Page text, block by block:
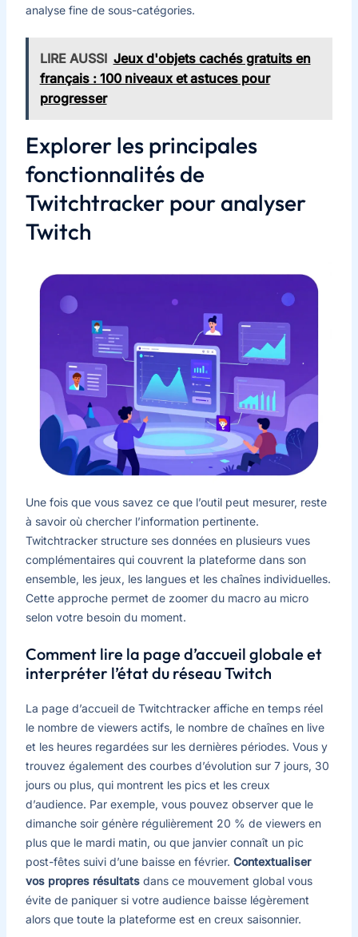
analyse fine de sous-catégories.
LIRE AUSSI Jeux d'objets cachés gratuits en
français : 100 niveaux et astuces pour
progresser
Explorer les principales
fonctionnalités de
Twitchtracker pour analyser
Twitch
Une fois que vous savez ce que l’outil peut mesurer, reste
à savoir où chercher l’information pertinente.
Twitchtracker structure ses données en plusieurs vues
complémentaires qui couvrent la plateforme dans son
ensemble, les jeux, les langues et les chaînes individuelles.
Cette approche permet de zoomer du macro au micro
selon votre besoin du moment.
Comment lire la page d’accueil globale et
interpréter l’état du réseau Twitch
La page d’accueil de Twitchtracker affiche en temps réel
le nombre de viewers actifs, le nombre de chaînes en live
et les heures regardées sur les dernières périodes. Vous y
trouvez également des courbes d’évolution sur 7 jours, 30
jours ou plus, qui montrent les pics et les creux
d’audience. Par exemple, vous pouvez observer que le
dimanche soir génère régulièrement 20 % de viewers en
plus que le mardi matin, ou que janvier connaît un pic
post-fêtes suivi d’une baisse en février. Contextualiser
vos propres résultatsdans ce mouvement global vous
évite de paniquer si votre audience baisse légèrement
alors que toute la plateforme est en creux saisonnier.